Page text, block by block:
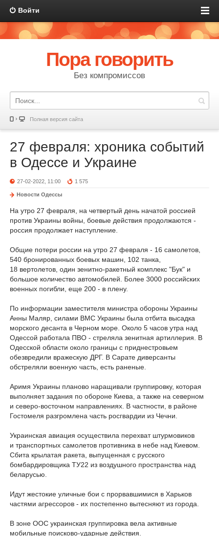
Войти
Пора говорить
Без компромиссов
Полная версия сайта
27 февраля: хроника событий
в Одессе и Украине
27-02-2022, 11:00 1 575
Новости Одессы
На утро 27 февраля, на четвертый день начатой россией
против Украины войны, боевые действия продолжаются -
россия продолжает наступление.
Общие потери россии на утро 27 февраля - 16 самолетов,
540 бронированных боевых машин, 102 танка,
18 вертолетов, один зенитно-ракетный комплекс "Бук" и
большое количество автомобилей. Более 3000 российских
военных погибли, еще 200 - в плену.
По информации заместителя министра обороны Украины
Анны Маляр, силами ВМС Украины была отбита высадка
морского десанта в Черном море. Около 5 часов утра над
Одессой работала ПВО - стреляла зенитная артиллерия. В
Одесской области около границы с приднестровьем
обезвредили вражескую ДРГ. В Сарате диверсанты
обстреляли военную часть, есть раненые.
Аримя Украины планово наращивали группировку, которая
выполняет задания по обороне Киева, а также на северном
и северо-восточном направлениях. В частности, в районе
Гостомеля разгромлена часть росгвардии из Чечни.
Украинская авиация осуществила перехват штурмовиков
и транспортных самолетов противника в небе над Киевом.
Сбита крылатая ракета, выпущенная с русского
бомбардировщика ТУ22 из воздушного пространства над
беларусью.
Идут жестокие уличные бои с прорвавшимися в Харьков
частями агрессоров - их постепенно вытесняют из города.
В зоне ООС украинская группировка вела активные
мобильные поисково-ударные действия.